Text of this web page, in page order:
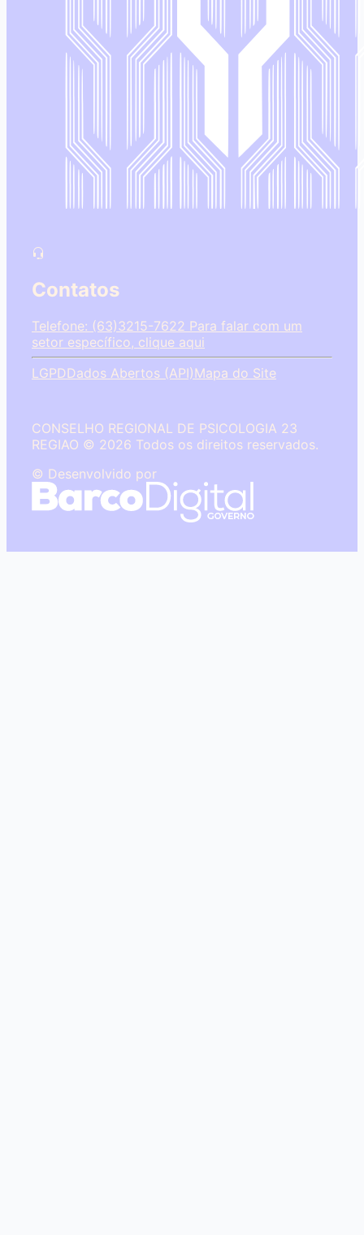
Contatos
Telefone: (63)3215-7622 Para falar com um
setor específico, clique aqui
LGPDDados Abertos (API)Mapa do Site
CONSELHO REGIONAL DE PSICOLOGIA 23
REGIAO © 2026 Todos os direitos reservados.
© Desenvolvido por